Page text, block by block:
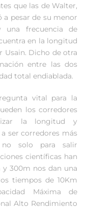
que las de Walter,
a pesar de su menor
una frecuencia de
en la longitud
Usain. Dicho de otra
entre las dos
total endiablada.
vital para la
los corredores
la longitud y
ser corredores más
solo para salir
científicas han
300m nos dan una
tiempos de 10Km
Máxima de
Alto Rendimiento